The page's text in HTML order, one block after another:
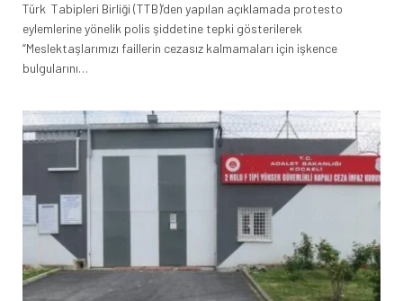
Türk Tabipleri Birliği (TTB)’den yapılan açıklamada protesto
eylemlerine yönelik polis şiddetine tepki gösterilerek
“Meslektaşlarımızı faillerin cezasız kalmamaları için işkence
bulgularını…